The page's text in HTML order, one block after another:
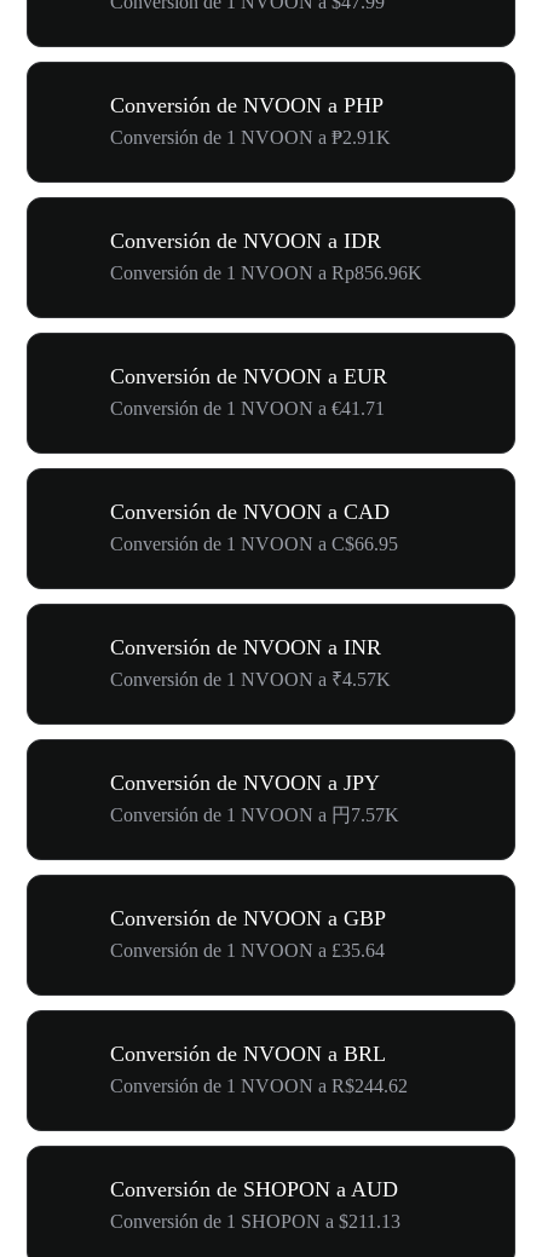
Conversión de NVOON a PHP
Conversión de 1 NVOON a ₱2.91K
Conversión de NVOON a IDR
Conversión de 1 NVOON a Rp856.96K
Conversión de NVOON a EUR
Conversión de 1 NVOON a €41.71
Conversión de NVOON a CAD
Conversión de 1 NVOON a C$66.95
Conversión de NVOON a INR
Conversión de 1 NVOON a ₹4.57K
Conversión de NVOON a JPY
Conversión de 1 NVOON a 円7.57K
Conversión de NVOON a GBP
Conversión de 1 NVOON a £35.64
Conversión de NVOON a BRL
Conversión de 1 NVOON a R$244.62
Conversión de SHOPON a AUD
Conversión de 1 SHOPON a $211.13